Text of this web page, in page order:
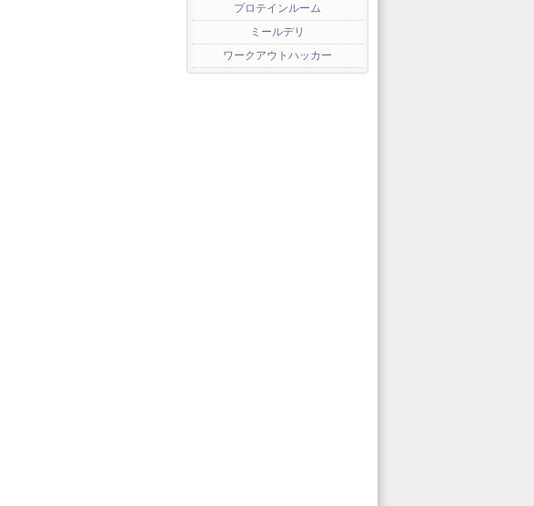
プロテインルーム
ミールデリ
ワークアウトハッカー